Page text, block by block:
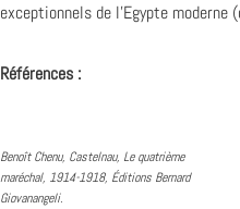
exceptionnels de l’Egypte moderne
Références :
Benoît Chenu, Castelnau, Le quatrième
maréchal, 1914-1918, Éditions Bernard
Giovanangeli.